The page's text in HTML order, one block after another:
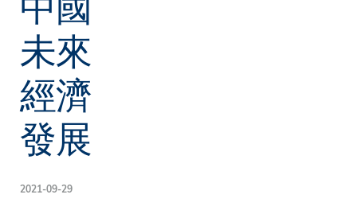
未來
經濟
發展
2021-09-29